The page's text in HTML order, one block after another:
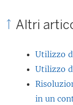
Altri
Utilizzo
Utilizzo
in un